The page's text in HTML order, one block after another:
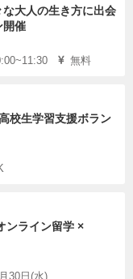
な大人の生き方に出会
開催
無料
校生学習支援ボラン
ンライン留学 ×
30日(水)